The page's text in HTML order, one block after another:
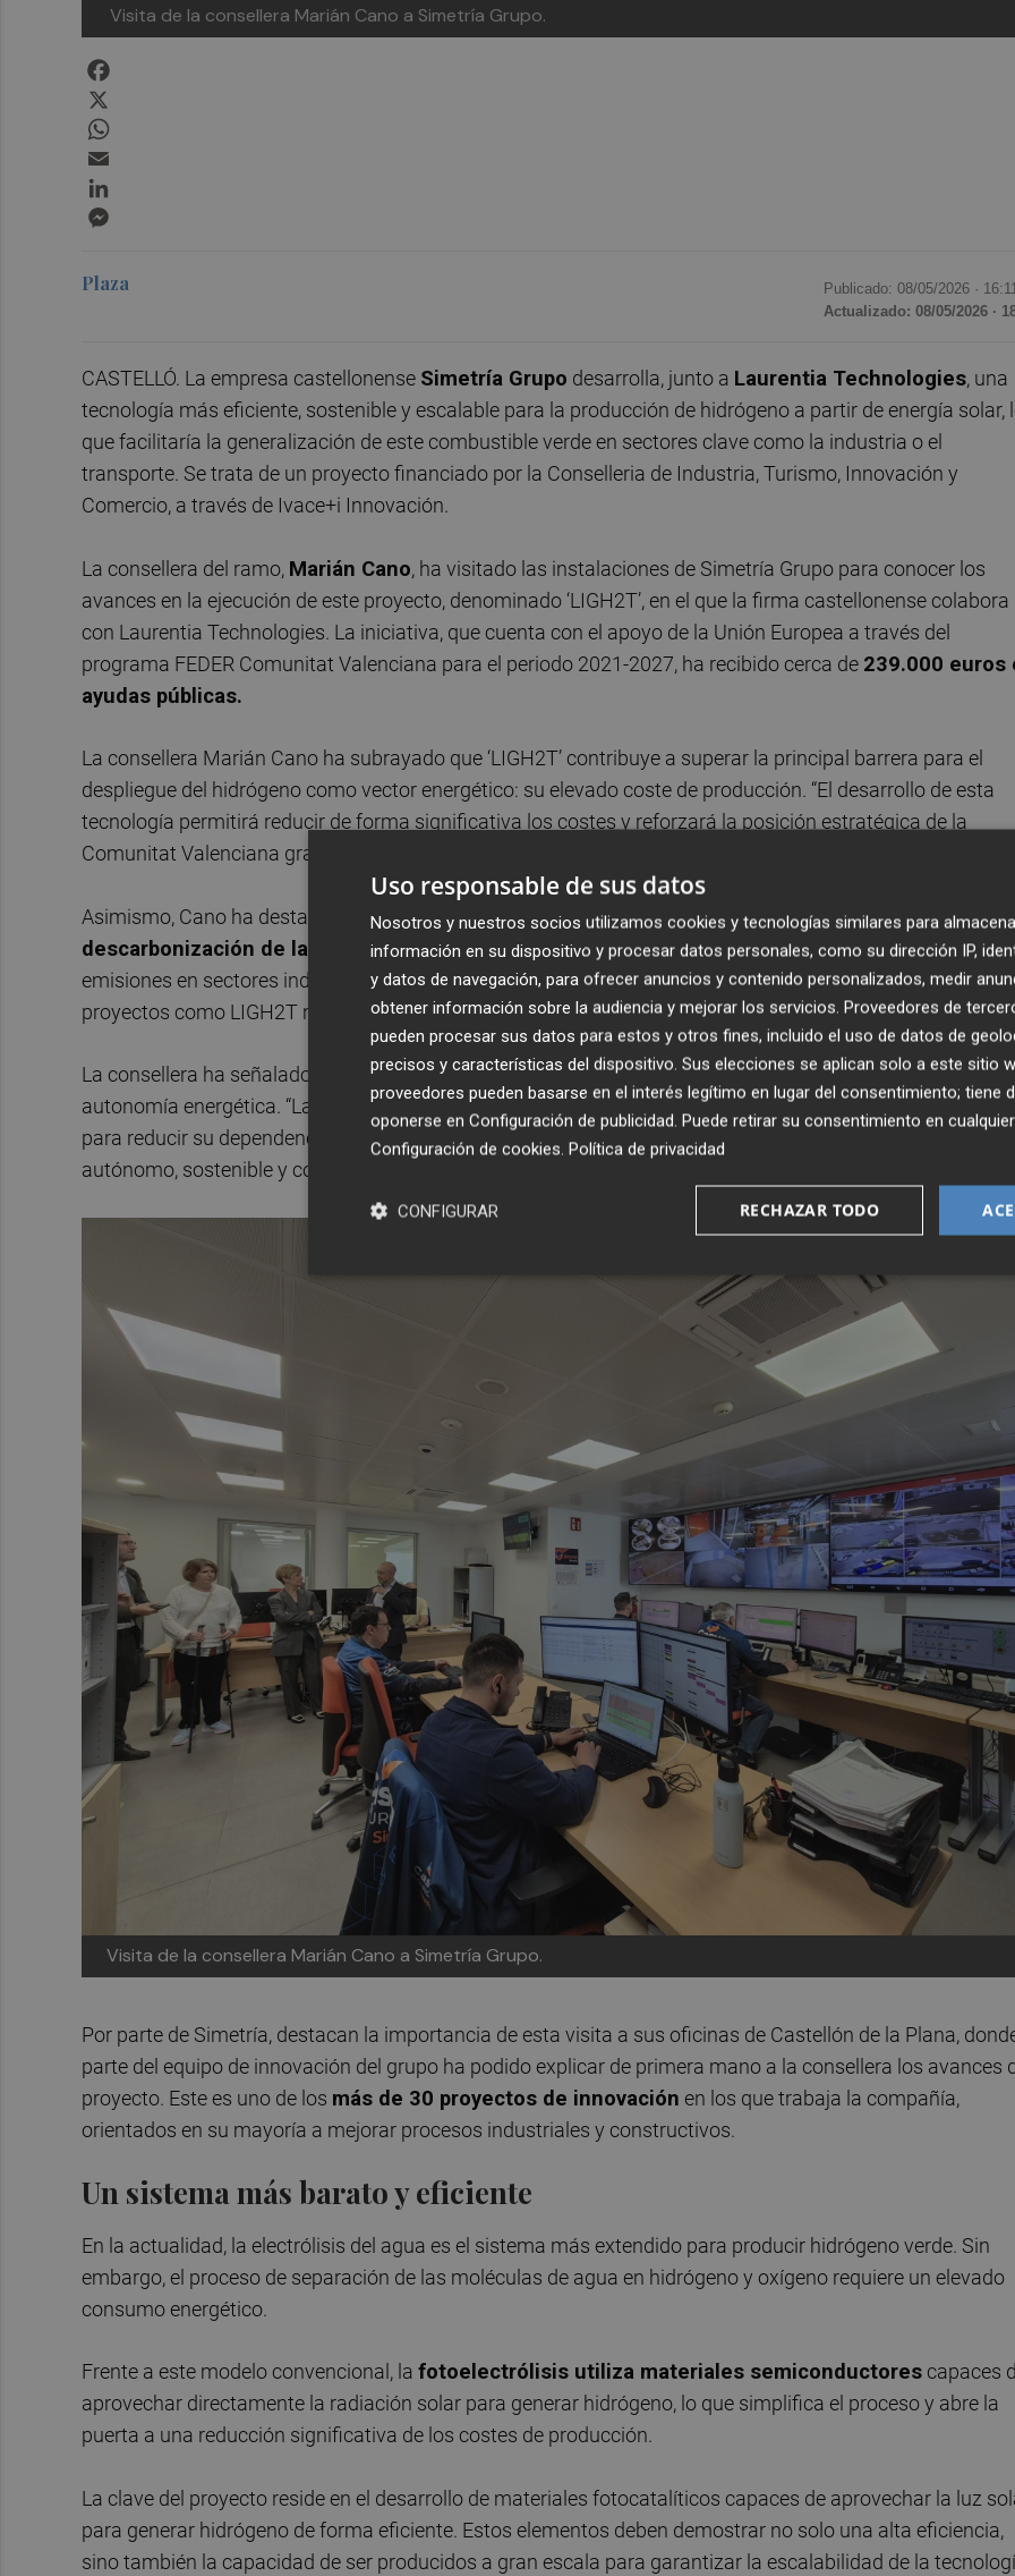
Visita de la consellera Marián Cano a Simetría Grupo.
Plaza Publicado: 08/05/2026 · 16:11
Actualizado: 08/05/2026 ·
CASTELLÓ. La empresa castellonense Simetría Grupo desarrolla, junto a Laurentia Technologies, una
tecnología más eficiente, sostenible y escalable para la producción de hidrógeno a partir de energía solar,
que facilitaría la generalización de este combustible verde en sectores clave como la industria o el
transporte. Se trata de un proyecto financiado por la Conselleria de Industria, Turismo, Innovación y
Comercio, a través de Ivace+i Innovación.
La consellera del ramo, Marián Cano, ha visitado las instalaciones de Simetría Grupo para conocer los
avances en la ejecución de este proyecto, denominado ‘LIGH2T’, en el que la firma castellonense colabora
con Laurentia Technologies. La iniciativa, que cuenta con el apoyo de la Unión Europea a través del
programa FEDER Comunitat Valenciana para el periodo 2021-2027, ha recibido cerca de 239.000 euros
ayudas públicas.
La consellera Marián Cano ha subrayado que ‘LIGH2T’ contribuye a superar la principal barrera para el
despliegue del hidrógeno como vector energético: su elevado coste de producción. “El desarrollo de esta
tecnología permitirá reducir de forma significativa los costes y reforzará la posición estratégica de la
Comunitat Valenciana gracias a sus elevados niveles de radiación solar”.
Asimismo, Cano ha destacado el papel delhidrógeno verdecomo una de las vías clave para avanzar
descarbonización de la economía: “El hidrógeno renovable es una pieza fundamental para reducir las
emisiones en sectores industriales y de transporte donde la electrificación directa no siempre es viable, y
proyectos como LIGH2T nos acercan a ese objetivo”.
La consellera ha señalado también la importancia de este tipo de iniciativas en el avance hacia una
autonomía energética. “La Comunitat Valenciana tiene la oportunidad de aprovechar su potencial
para reducir su dependencia de combustibles fósiles importados y avanzar hacia un modelo energético
autónomo, sostenible y competitivo”, ha indicado Cano.
Visita de la consellera Marián Cano a Simetría Grupo.
Por parte de Simetría, destacan la importancia de esta visita a sus oficinas de Castellón de la Plana,
parte del equipo de innovación del grupo ha podido explicar de primera mano a la consellera los avances
proyecto. Este es uno de los más de 30 proyectos de innovación en los que trabaja la compañía,
orientados en su mayoría a mejorar procesos industriales y constructivos.
Un sistema más barato y eficiente
En la actualidad, la electrólisis del agua es el sistema más extendido para producir hidrógeno verde. Sin
embargo, el proceso de separación de las moléculas de agua en hidrógeno y oxígeno requiere un elevado
consumo energético.
Frente a este modelo convencional, la fotoelectrólisis utiliza materiales semiconductores capaces
aprovechar directamente la radiación solar para generar hidrógeno, lo que simplifica el proceso y abre la
puerta a una reducción significativa de los costes de producción.
La clave del proyecto reside en el desarrollo de materiales fotocatalíticos capaces de aprovechar la luz
para generar hidrógeno de forma eficiente. Estos elementos deben demostrar no solo una alta eficiencia,
sino también la capacidad de ser producidos a gran escala para garantizar la escalabilidad de la
Uso responsable de sus datos
Nosotros y nuestros socios utilizamos cookies y tecnologías similares para
información en su dispositivo y procesar datos personales, como su dirección IP,
y datos de navegación, para ofrecer anuncios y contenido personalizados, medir
obtener información sobre la audiencia y mejorar los servicios. Proveedores de
pueden procesar sus datos para estos y otros fines, incluido el uso de datos de
precisos y características del dispositivo. Sus elecciones se aplican solo a este sitio
proveedores pueden basarse en el interés legítimo en lugar del consentimiento; tiene
oponerse en Configuración de publicidad. Puede retirar su consentimiento en
Configuración de cookies. Política de privacidad
RECHAZAR TODO
CONFIGURAR